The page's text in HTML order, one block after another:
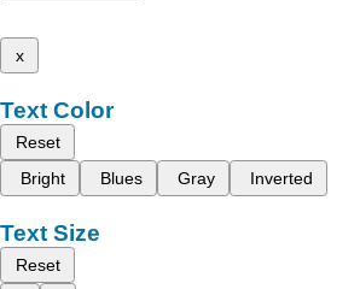
x
Text Color
Reset
Bright
Blues Gray Inverted
Text Size
Reset